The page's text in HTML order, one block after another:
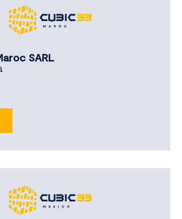
SARL